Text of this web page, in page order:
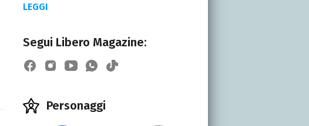
LEGGI
Segui Libero Magazine:
Personaggi